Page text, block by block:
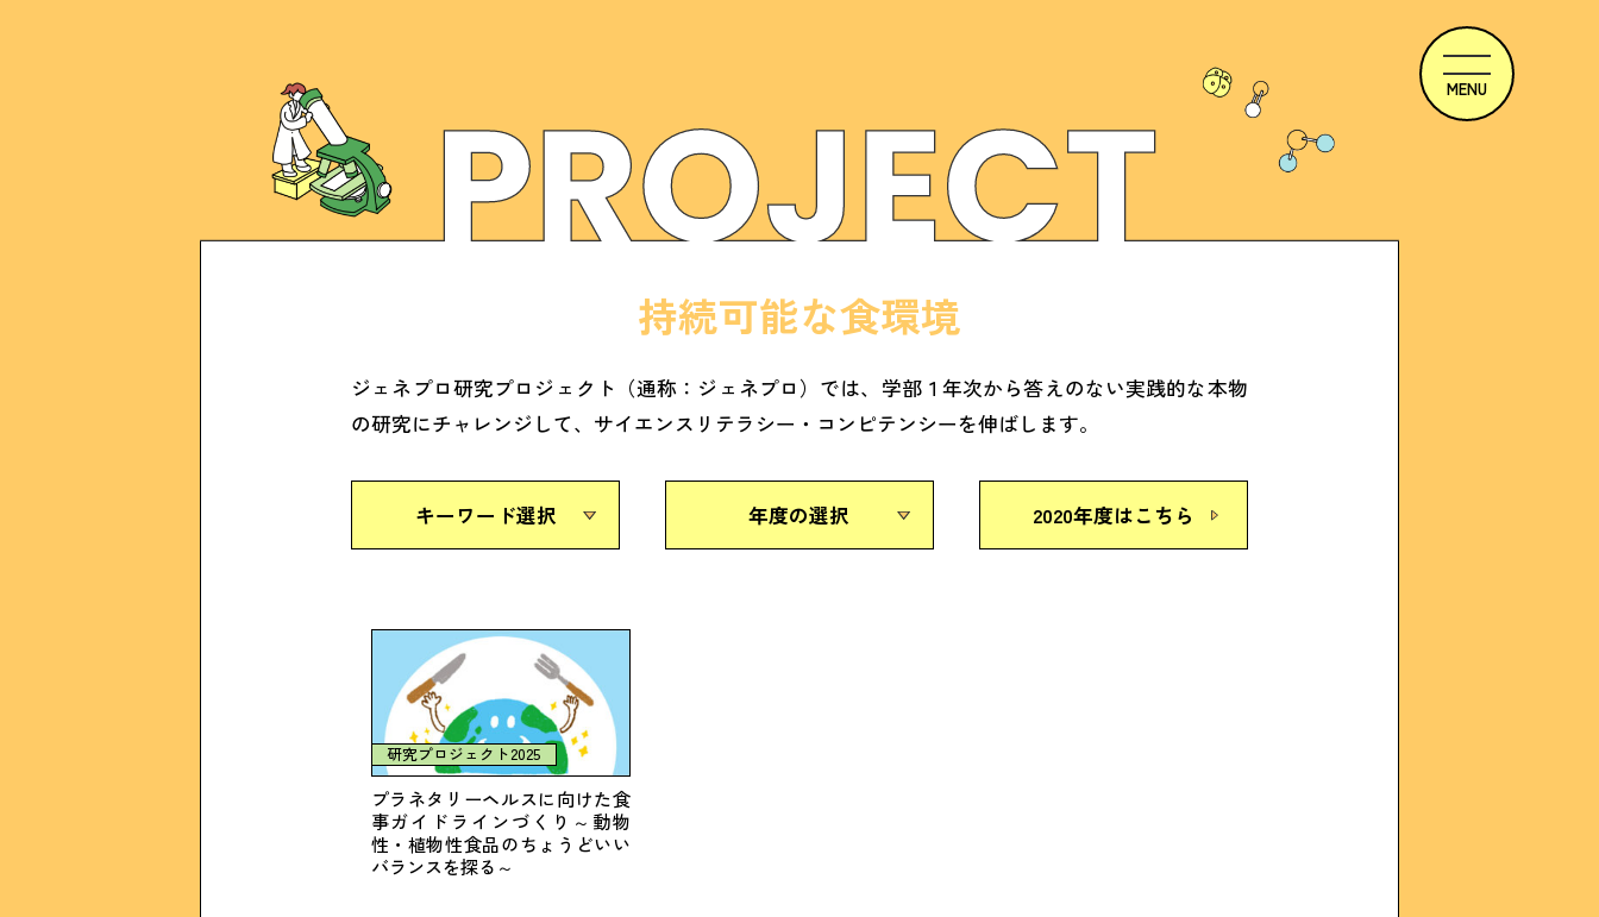
持続可能な食環境
ジェネプロ研究プロジェクト（通称：ジェネプロ）では、学部１年次から答えのない実践的な本物
の研究にチャレンジして、サイエンスリテラシー・コンピテンシーを伸ばします。
キーワード選択 年度の選択 2020年度はこちら
研究プロジェクト2025
プラネタリーヘルスに向けた食
事ガイドラインづくり～動物
性・植物性食品のちょうどいい
バランスを探る～